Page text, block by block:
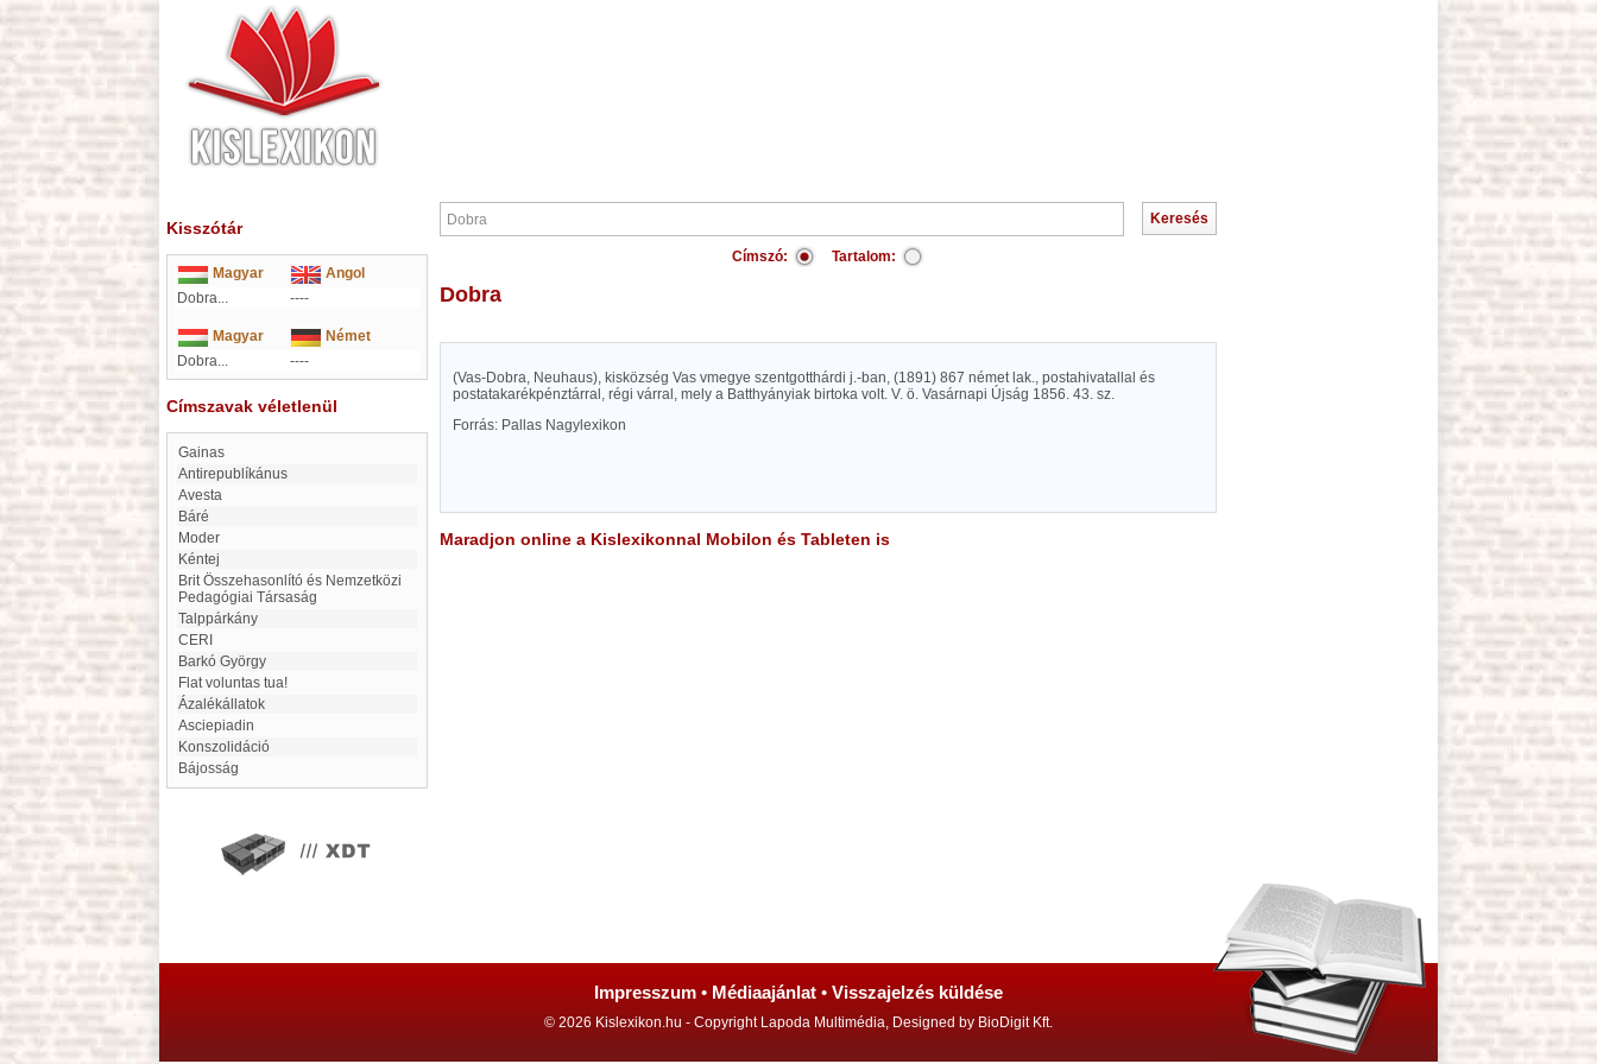
Kisszótár
Magyar
Angol
Dobra...
----
Magyar
Német
Dobra...
----
Címszavak véletlenül
Gainas
Antirepublíkánus
Avesta
Báré
moder
Kéntej
Brit Összehasonlító és Nemzetközi
Pedagógiai Társaság
Talppárkány
CERI
Barkó György
flat voluntas tua!
ázalékállatok
Asciepiadin
konszolidáció
bájosság
Címszó: Tartalom:
Dobra
(Vas-Dobra, Neuhaus), kisközség Vas vmegye szentgotthárdi j.-ban, (1891) 867 német lak., postahivatallal és
postatakarékpénztárral, régi várral, mely a Batthyányiak birtoka volt. V. ö. Vasárnapi Újság 1856. 43. sz.
Forrás: Pallas Nagylexikon
Maradjon online a Kislexikonnal Mobilon és Tableten is
Impresszum • Médiaajánlat • Visszajelzés küldése
© 2026 Kislexikon.hu - Copyright Lapoda Multimédia, Designed by BioDigit Kft.